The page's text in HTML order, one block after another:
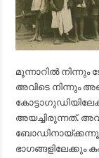
മൂന്നാറില്‍ നിന്നും
അവിടെ നിന്നും
അയച്ചിരുന്നത്.
ഭാഗങ്ങളിലേക്കും